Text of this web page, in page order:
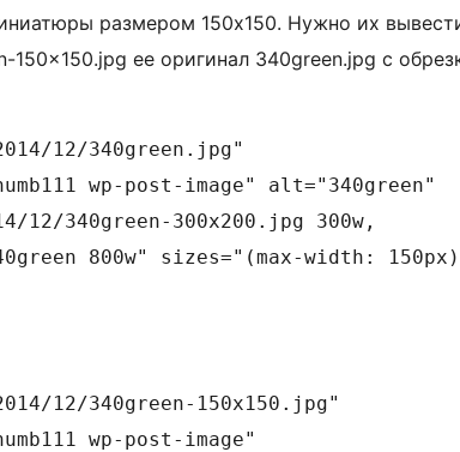
размером 150х150. Нужно их
ее оригинал 340green.jpg с
12/340green.jpg"
wp-post-image" alt="340green"
340green-300x200.jpg 300w,
800w" sizes="(max-width: 150px)
12/340green-150x150.jpg"
wp-post-image"